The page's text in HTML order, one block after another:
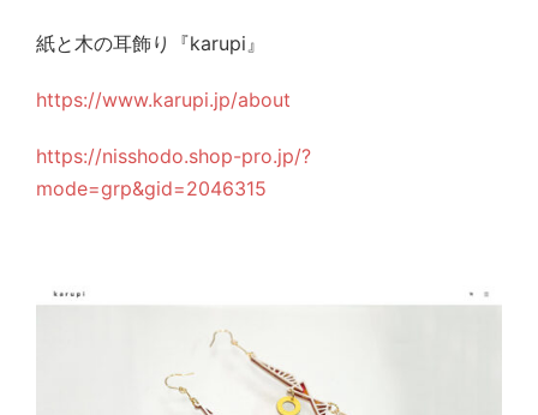
紙と木の耳飾り『karupi』
https://www.karupi.jp/about
https://nisshodo.shop-pro.jp/?
mode=grp&gid=2046315